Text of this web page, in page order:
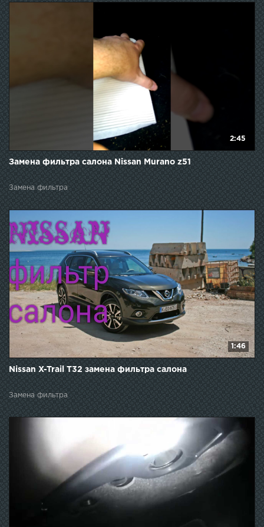
2:45
Замена фильтра салона Nissan Murano z51
Замена фильтра
1:46
Nissan X-Trail T32 замена фильтра салона
Замена фильтра